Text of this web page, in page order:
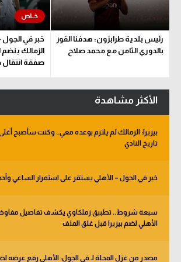
رئيس بلدية طرابزون: هدفنا الفوز
بالدوري الثامن مع محمد صلاح
خبر في
الزمالك
صفقة انتقال
الأكثر مشاهدة
بيزيرا: الزمالك لم يلتزم بوعده معي.. وكنت سأصبح
تاريخ النادي
خبر في الجول – الأهلي يستقر على استمرار الساعي
سبعة شروط.. تطبيق زملكاوي يكشف تفاصيل
الأهلي لضم بيزيرا قبل غلق الملف
مصدر من غزل المحلة لـ في الجول: الأهلي رفع عرضه